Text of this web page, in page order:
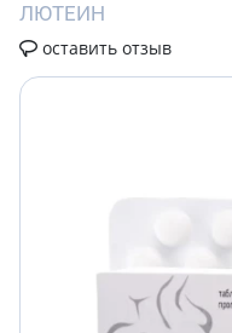
ЛЮТЕИН
оставить отзыв